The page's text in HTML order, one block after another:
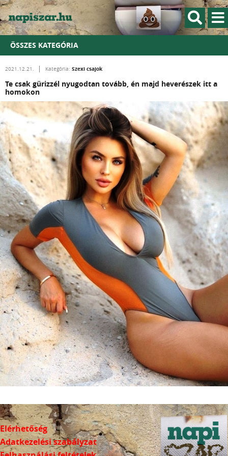
ÖSSZES KATEGÓRIA
2021.12.21. Kategória: Szexi csajok
Te csak gürizzél nyugodtan tovább, én majd heverészek itt a
homokon
Elérhetőség
Adatkezelési szabályzat